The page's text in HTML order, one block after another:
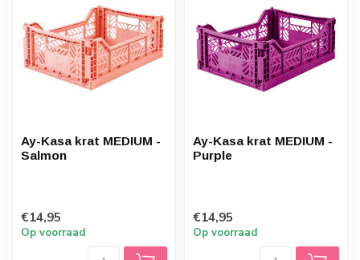
Ay-Kasa krat MEDIUM -
Salmon
€14,95
Op voorraad
Ay-Kasa krat MEDIUM -
Purple
€14,95
Op voorraad